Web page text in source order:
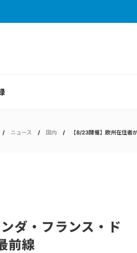
ニュース 国内 【8/23開催】欧州在住者
ダ・フランス・ド
前線